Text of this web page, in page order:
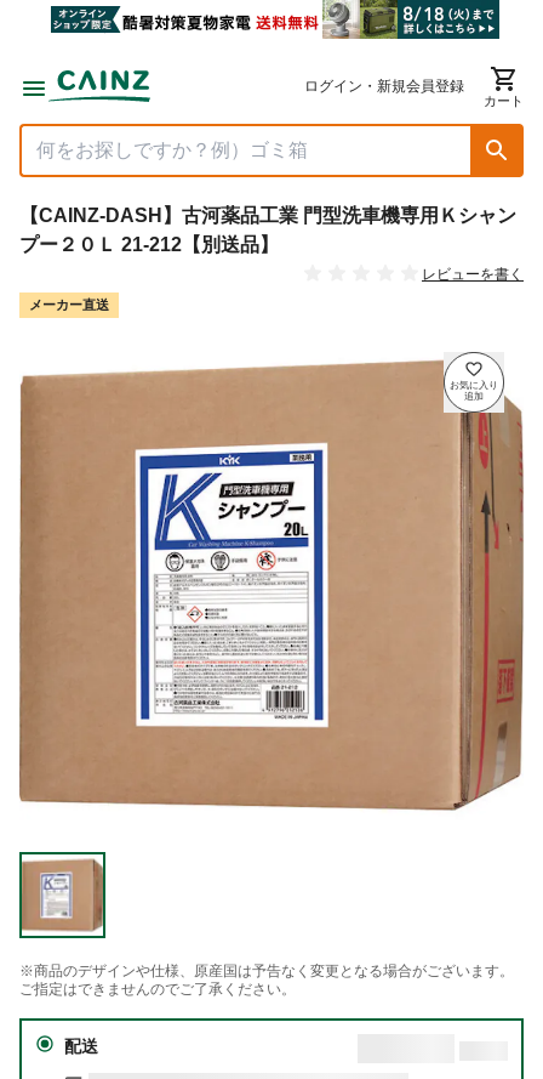
ログイン・新規会員登録
カート
【CAINZ-DASH】古河薬品工業 門型洗車機専用Ｋシャン
プー２０Ｌ 21-212【別送品】
レビューを書く
メーカー直送
※商品のデザインや仕様、原産国は予告なく変更となる場合がございます。
ご指定はできませんのでご了承ください。
配送